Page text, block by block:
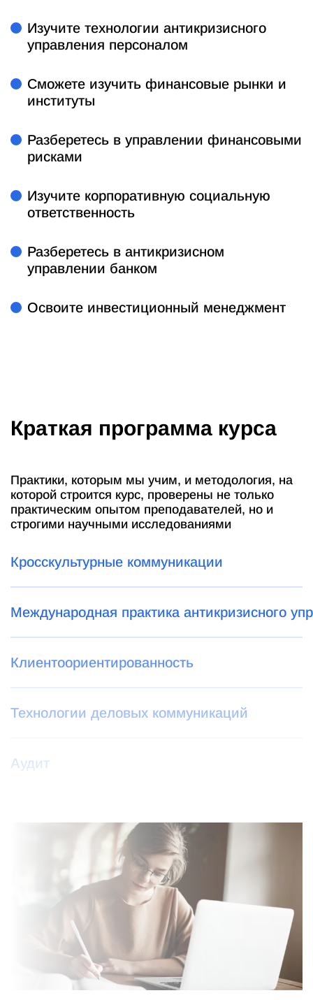
Изучите технологии антикризисного
управления персоналом
Сможете изучить финансовые рынки и
институты
Разберетесь в управлении финансовыми
рисками
Изучите корпоративную социальную
ответственность
Разберетесь в антикризисном
управлении банком
Освоите инвестиционный менеджмент
Краткая программа курса
Практики, которым мы учим, и методология, на
которой строится курс, проверены не только
практическим опытом преподавателей, но и
строгими научными исследованиями
Кросскультурные коммуникации
Международная практика антикризисного
Клиентоориентированность
Технологии деловых коммуникаций
Аудит